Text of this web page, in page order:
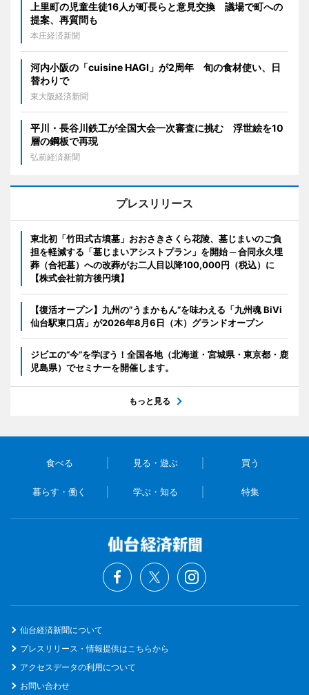
上里町の児童生徒16人が町長らと意見交換 議場で町への
提案、再質問も
本庄経済新聞
河内小阪の「cuisine HAGI」が2周年 旬の食材使い、日
替わりで
東大阪経済新聞
平川・長谷川鉄工が全国大会一次審査に挑む 浮世絵を10
層の鋼板で再現
弘前経済新聞
プレスリリース
東北初「竹田式古墳墓」おおさきさくら花陵、墓じまいのご負
担を軽減する「墓じまいアシストプラン」を開始 ─ 合同永久埋
葬（合祀墓）への改葬がお二人目以降100,000円（税込）に
【株式会社前方後円墳】
【復活オープン】九州の”うまかもん”を味わえる「九州魂 BiVi
仙台駅東口店」が2026年8月6日（木）グランドオープン
ジビエの“今”を学ぼう！全国各地（北海道・宮城県・東京都・鹿
児島県）でセミナーを開催します。
もっと見る
食べる 見る・遊ぶ 買う
暮らす・働く 学ぶ・知る 特集
仙台経済新聞について
プレスリリース・情報提供はこちらから
アクセスデータの利用について
お問い合わせ